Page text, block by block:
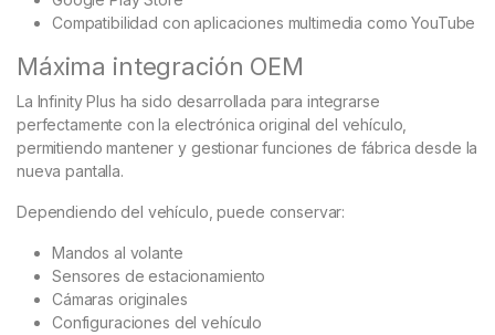
Compatibilidad con aplicaciones multimedia como YouTube
Máxima integración OEM
La Infinity Plus ha sido desarrollada para integrarse
perfectamente con la electrónica original del vehículo,
permitiendo mantener y gestionar funciones de fábrica desde la
nueva pantalla.
Dependiendo del vehículo, puede conservar:
Mandos al volante
Sensores de estacionamiento
Cámaras originales
Configuraciones del vehículo